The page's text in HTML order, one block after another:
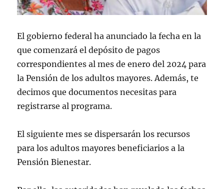
El gobierno federal ha anunciado la fecha en la
que comenzará el depósito de pagos
correspondientes al mes de enero del 2024 para
la Pensión de los adultos mayores. Además, te
decimos que documentos necesitas para
registrarse al programa.
El siguiente mes se dispersarán los recursos
para los adultos mayores beneficiarios a la
Pensión Bienestar.